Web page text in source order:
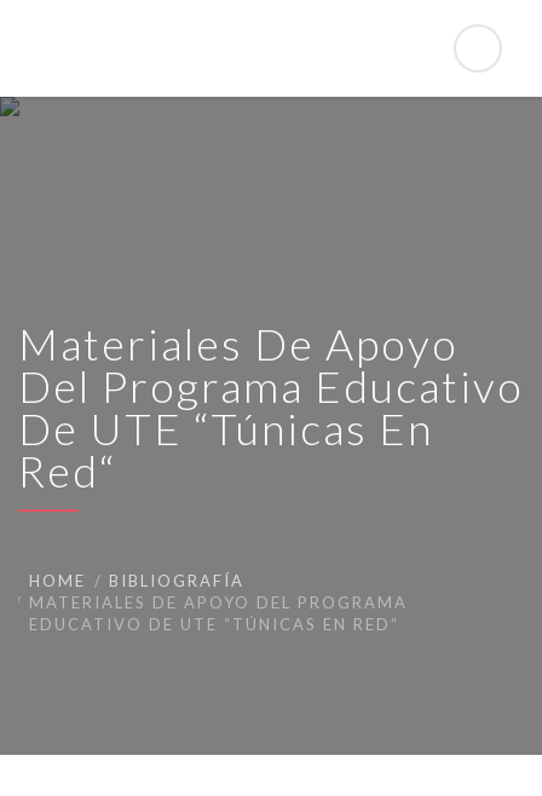
Materiales De Apoyo
Del Programa Educativo
De UTE “Túnicas En
Red“
HOME
BIBLIOGRAFÍA
MATERIALES DE APOYO DEL PROGRAMA
EDUCATIVO DE UTE “TÚNICAS EN RED“